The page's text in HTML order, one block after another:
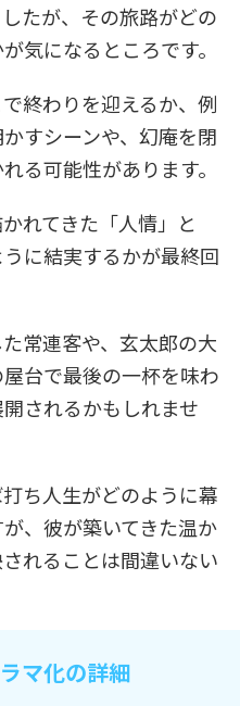
たが、その旅路がどの
気になるところです。
終わりを迎えるか、例
すシーンや、幻庵を閉
る可能性があります。
れてきた「人情」と
に結実するかが最終回
常連客や、玄太郎の大
台で最後の一杯を味わ
されるかもしれませ
ち人生がどのように幕
、彼が築いてきた温か
れることは間違いない
マ化の詳細